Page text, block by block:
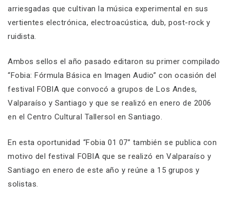
arriesgadas que cultivan la música experimental en sus
vertientes electrónica, electroacústica, dub, post-rock y
ruidista.
Ambos sellos el año pasado editaron su primer compilado
“Fobia: Fórmula Básica en Imagen Audio” con ocasión del
festival FOBIA que convocó a grupos de Los Andes,
Valparaíso y Santiago y que se realizó en enero de 2006
en el Centro Cultural Tallersol en Santiago.
En esta oportunidad “Fobia 01 07” también se publica con
motivo del festival FOBIA que se realizó en Valparaíso y
Santiago en enero de este año y reúne a 15 grupos y
solistas.